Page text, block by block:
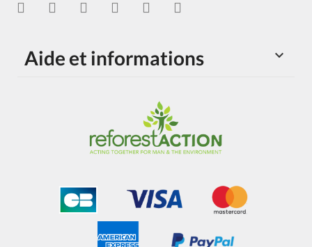

Aide et informations